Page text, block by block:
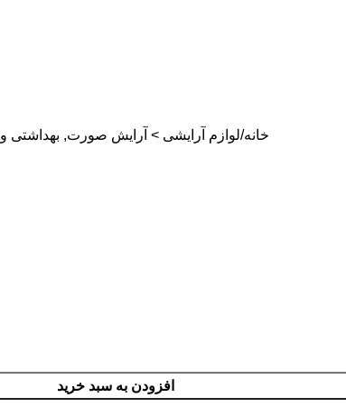
خانه لوازم آرایشی > آرایش صورت,
افزودن به سبد خرید